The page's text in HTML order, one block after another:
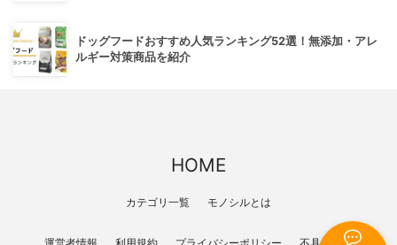
ドッグフードおすすめ人気ランキング52選！無添加・アレ
ルギー対策商品を紹介
HOME
カテゴリ一覧 モノシルとは